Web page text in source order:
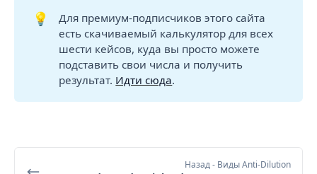
💡
Для премиум-подписчиков этого сайта
есть скачиваемый калькулятор для всех
шести кейсов, куда вы просто можете
подставить свои числа и получить
результат. Идти сюда.
Назад- Виды Anti-Dilution